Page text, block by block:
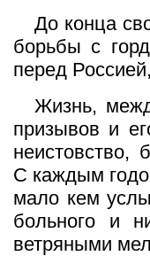
До конца
борьбы с
перед
Жизнь,
призывов и
неистовство,
С каждым
мало кем
больного и
ветряными